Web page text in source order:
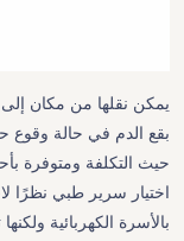
يمكن نقلها من مكان إلى
بقع الدم في حالة وقوع
حيث التكلفة ومتوفرة
اختيار سرير طبي نظرًا
بالأسرة الكهربائية